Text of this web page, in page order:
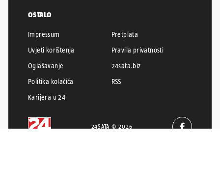
OSTALO
Impressum
Pretplata
Uvjeti korištenja
Pravila privatnosti
Oglašavanje
24sata.biz
Politika kolačića
RSS
Karijera u 24
24SATA © 2026